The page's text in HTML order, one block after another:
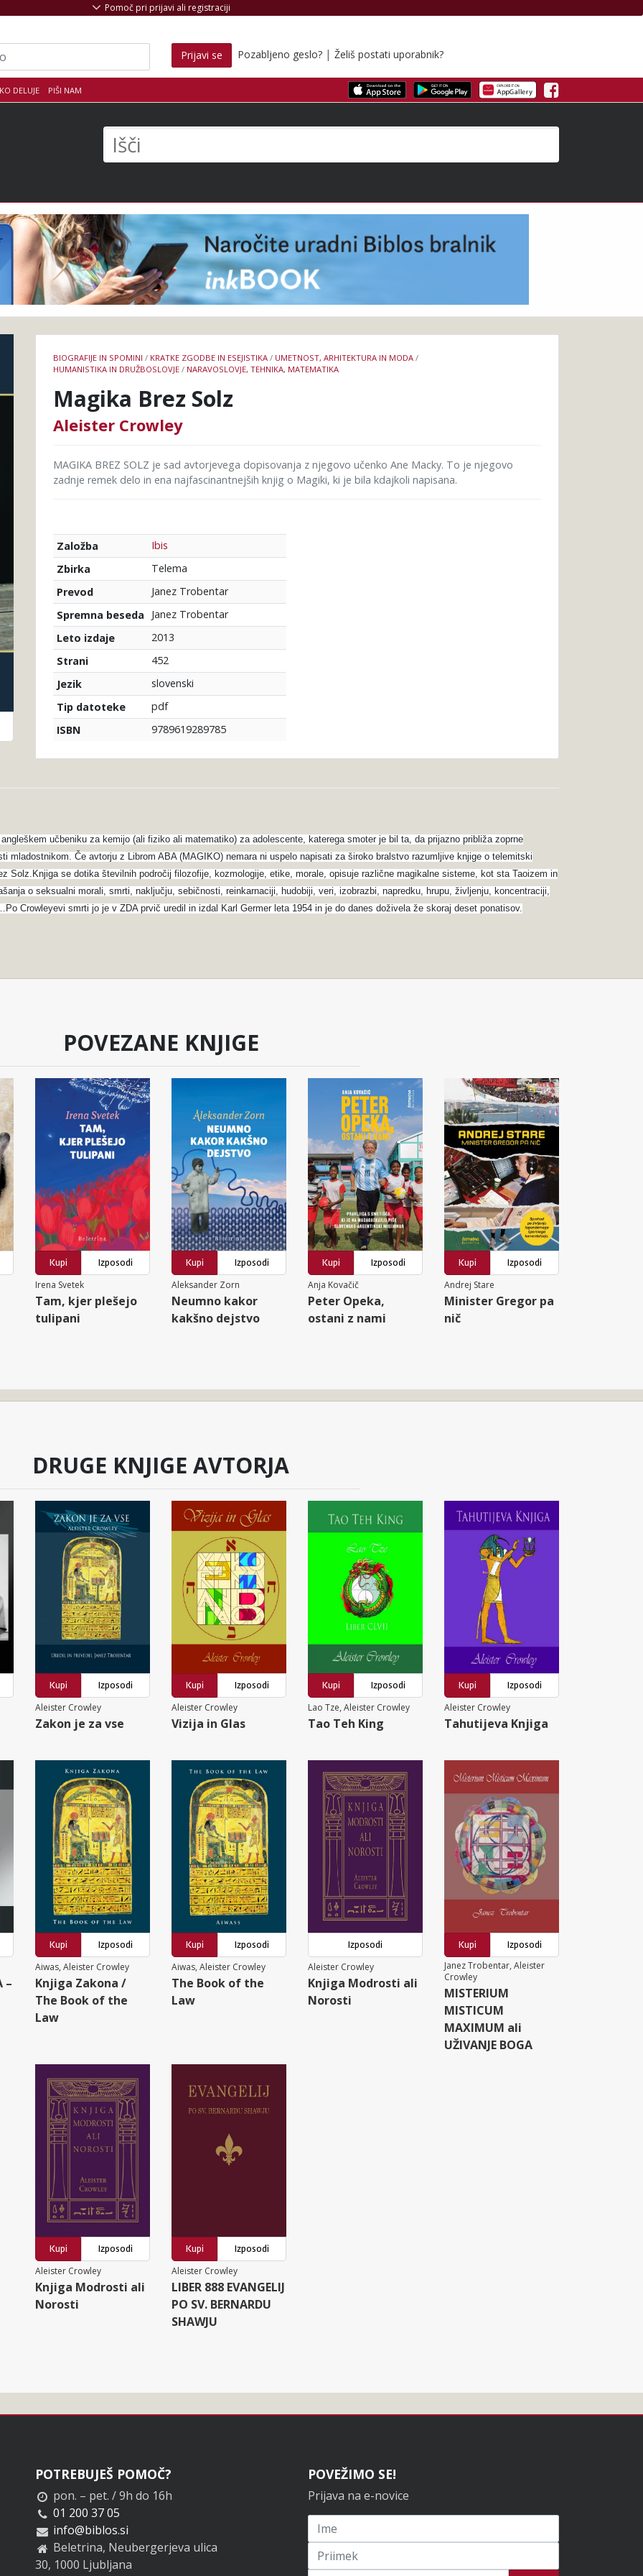
DELUJE PIŠI NAM Facebook
Pomoč pri prijavi ali registraciji
Prijavi se Pozabljeno geslo? | Želiš postati uporabnik?
knjige
BIOGRAFIJE IN SPOMINI / KRATKE ZGODBE IN ESEJISTIKA / UMETNOST, ARHITEKTURA IN MODA /
HUMANISTIKA IN DRUŽBOSLOVJE / NARAVOSLOVJE, TEHNIKA, MATEMATIKA
Magika Brez Solz
Aleister Crowley
MAGIKA BREZ SOLZ je sad avtorjevega dopisovanja z njegovo učenko Ane Macky. To je njegovo
zadnje remek delo in ena najfascinantnejših knjig o Magiki, ki je bila kdajkoli napisana.
Založba
Ibis
Zbirka
Telema
Prevod
Janez Trobentar
Spremna beseda
Janez Trobentar
Leto izdaje
2013
Strani
452
Jezik
slovenski
Tip datoteke
pdf
ISBN
9789619289785
učbeniku za kemijo (ali fiziko ali matematiko) za adolescente, katerega smoter je bil ta, da prijazno približa zoprne
mladostnikom. Če avtorju z Librom ABA (MAGIKO) nemara ni uspelo napisati za široko bralstvo razumljive knjige o telemitski
Solz.Knjiga se dotika številnih področij filozofije, kozmologije, etike, morale, opisuje različne magikalne sisteme, kot sta Taoizem in
o seksualni morali, smrti, naključju, sebičnosti, reinkarnaciji, hudobiji, veri, izobrazbi, napredku, hrupu, življenju, koncentraciji,
Crowleyevi smrti jo je v ZDA prvič uredil in izdal Karl Germer leta 1954 in je do danes doživela že skoraj deset ponatisov.
POVEZANE KNJIGE
Kupi
Izposodi
Irena Svetek
Tam, kjer plešejo
tulipani
Kupi
Izposodi
Aleksander Zorn
Neumno kakor
kakšno dejstvo
Kupi
Izposodi
Anja Kovačič
Peter Opeka,
ostani z nami
Kupi
Izposodi
Andrej Stare
Minister Gregor pa
nič
DRUGE KNJIGE AVTORJA
Kupi
Izposodi
Aleister Crowley
Zakon je za vse
Kupi
Izposodi
Aleister Crowley
Vizija in Glas
Kupi
Izposodi
Lao Tze, Aleister Crowley
Tao Teh King
Kupi
Izposodi
Aleister Crowley
Tahutijeva Knjiga
–
Kupi
Izposodi
Aiwas, Aleister Crowley
Knjiga Zakona /
The Book of the
Law
Kupi
Izposodi
Aiwas, Aleister Crowley
The Book of the
Law
Izposodi
Aleister Crowley
Knjiga Modrosti ali
Norosti
Kupi
Izposodi
Janez Trobentar, Aleister
Crowley
MISTERIUM
MISTICUM
MAXIMUM ali
UŽIVANJE BOGA
Kupi
Izposodi
Aleister Crowley
Knjiga Modrosti ali
Norosti
Kupi
Izposodi
Aleister Crowley
LIBER 888 EVANGELIJ
PO SV. BERNARDU
SHAWJU
POTREBUJEŠ POMOČ?
pon. – pet. / 9h do 16h
01 200 37 05
info@biblos.si
Beletrina, Neubergerjeva ulica
30, 1000 Ljubljana
POVEŽIMO SE!
Prijava na e-novice